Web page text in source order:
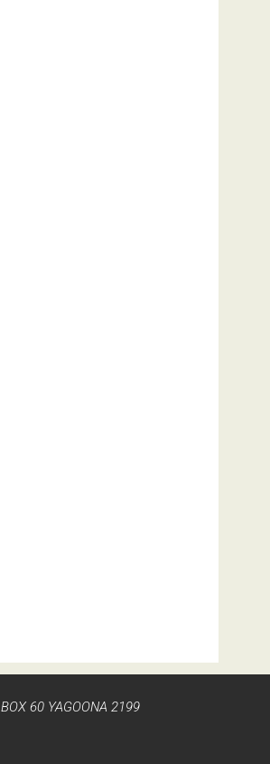
60 YAGOONA 2199